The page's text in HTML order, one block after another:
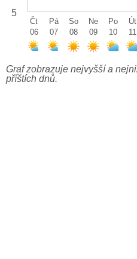
5
Čt
06
Pá
07
So
08
Ne
09
Po
10
Út
11
Graf zobrazuje nejvyšší a
příštích dnů.